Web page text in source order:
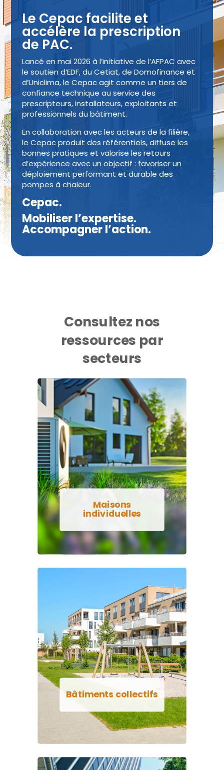
Le Cepac facilite et
accélère la prescription
de PAC.
Lancé en mai 2026 à l’initiative de l’AFPAC avec
le soutien d’EDF, du Cetiat, de Domofinance et
d’Uniclima, le Cepac agit comme un tiers de
confiance technique au service des
prescripteurs, installateurs, exploitants et
professionnels du bâtiment.
En collaboration avec les acteurs de la filière,
le Cepac produit des référentiels, diffuse les
bonnes pratiques et valorise les retours
d’expérience avec un objectif : favoriser un
déploiement performant et durable des
pompes à chaleur.
Cepac.
Mobiliser l’expertise.
Accompagner l’action.
Consultez nos
ressources par
secteurs
Maisons
individuelles
Bâtiments collectifs